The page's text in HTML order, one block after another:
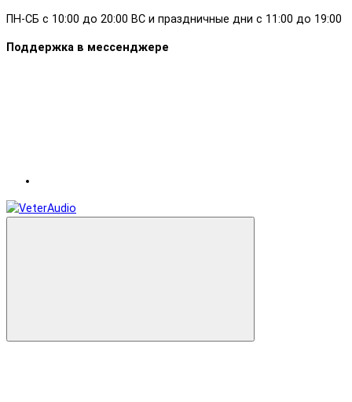
ПН-СБ с 10:00 до 20:00 ВС и праздничные дни с 11:00 до 19:00
Поддержка в мессенджере